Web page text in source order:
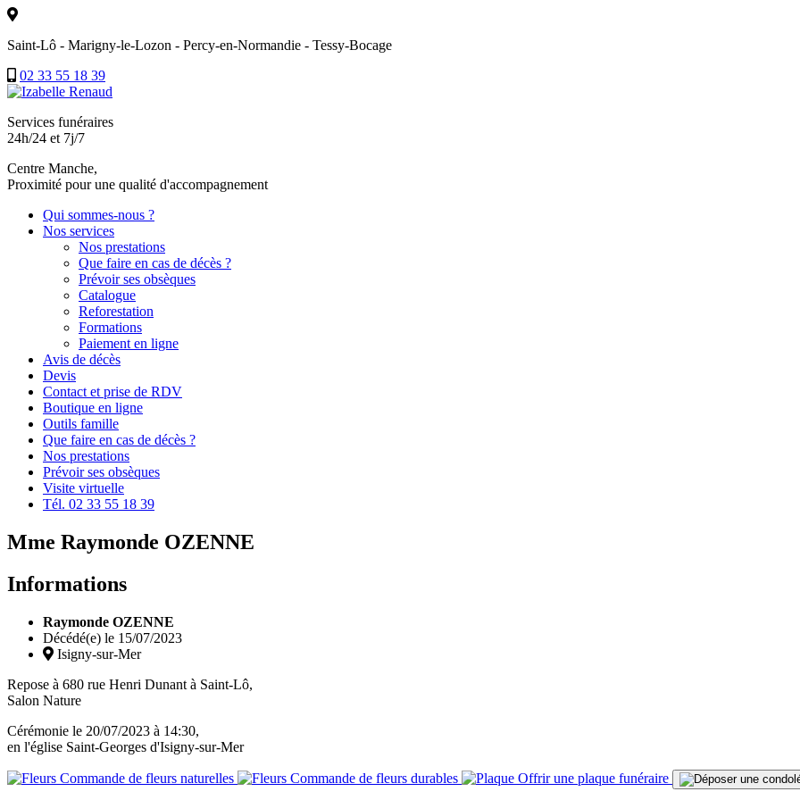
Saint-Lô - Marigny-le-Lozon - Percy-en-Normandie - Tessy-Bocage
02 33 55 18 39
Services funéraires
24h/24 et 7j/7
Centre Manche,
Proximité pour une qualité d'accompagnement
Qui sommes-nous ?
Nos services
Nos prestations
Que faire en cas de décès ?
Prévoir ses obsèques
Catalogue
Reforestation
Formations
Paiement en ligne
Avis de décès
Devis
Contact et prise de RDV
Boutique en ligne
Outils famille
Que faire en cas de décès ?
Nos prestations
Prévoir ses obsèques
Visite virtuelle
Tél. 02 33 55 18 39
Mme Raymonde OZENNE
Informations
Raymonde OZENNE
Décédé(e) le 15/07/2023
Isigny-sur-Mer
Repose à 680 rue Henri Dunant à Saint-Lô,
Salon Nature
Cérémonie le 20/07/2023 à 14:30,
en l'église Saint-Georges d'Isigny-sur-Mer
Commande de fleurs naturelles Commande de fleurs durables Offrir une plaque funéraire